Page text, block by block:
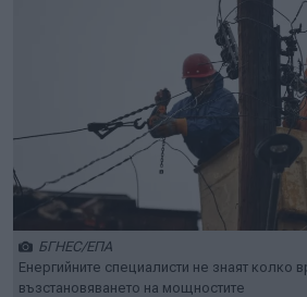
БГНЕС/ЕПА
Енергийните специалисти не знаят
възстановяването на мощностите